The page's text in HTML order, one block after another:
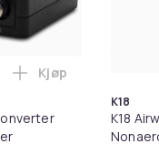
1080p i
Legg RCA til
Kjøp
K18
K18